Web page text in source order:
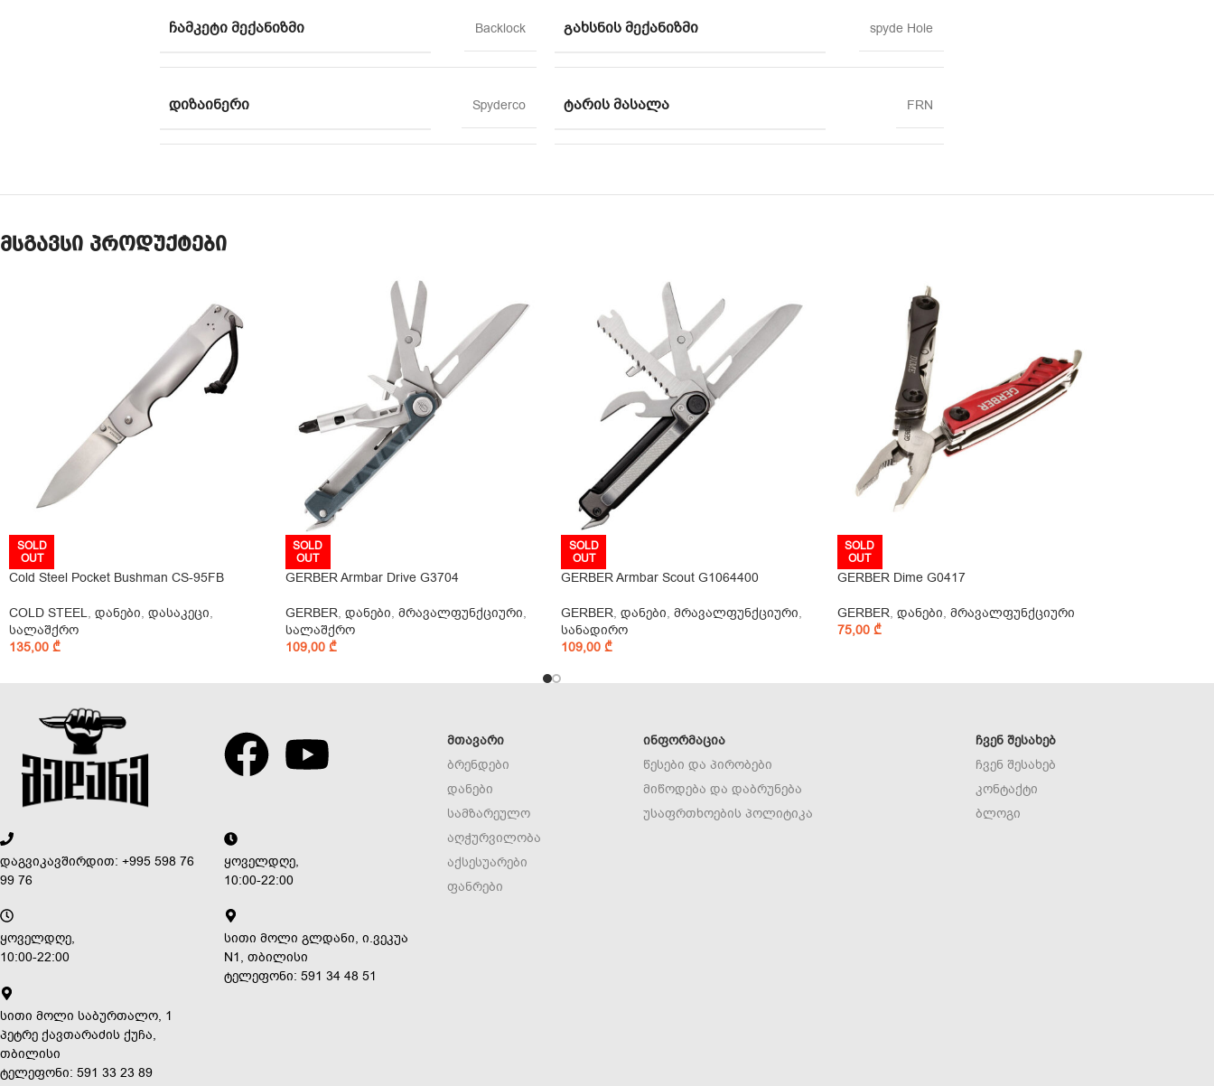
ᲩᲐᲛᲙᲔᲢᲘ ᲛᲔᲥᲐᲜᲘᲖᲛᲘ Backlock ᲒᲐᲮᲡᲜᲘᲡ ᲛᲔᲥᲐᲜᲘᲖᲛᲘ spyde Hole
ᲓᲘᲖᲐᲘᲜᲔᲠᲘ Spyderco ᲢᲐᲠᲘᲡ ᲛᲐᲡᲐᲚᲐ FRN
მსგავსი პროდუქტები
SOLD
OUT
Cold Steel Pocket Bushman CS-95FB
COLD STEEL, დანები, დასაკეცი,
სალაშქრო
135,00 ₾
SOLD
OUT
GERBER Armbar Drive G3704
GERBER, დანები, მრავალფუნქციური,
სალაშქრო
109,00 ₾
SOLD
OUT
GERBER Armbar Scout G1064400
GERBER, დანები, მრავალფუნქციური,
სანადირო
109,00 ₾
SOLD
OUT
GERBER Dime G0417
GERBER, დანები, მრავალფუნქციური
75,00 ₾
დაგვიკავშირდით: +995 598 76
99 76
ყოველდღე,
10:00-22:00
სითი მოლი საბურთალო, 1
პეტრე ქავთარაძის ქუჩა,
თბილისი
ტელეფონი: 591 33 23 89
ყოველდღე,
10:00-22:00
სითი მოლი გლდანი, ი.ვეკუა
N1, თბილისი
ტელეფონი: 591 34 48 51
ᲛᲗᲐᲕᲐᲠᲘ
ბრენდები
დანები
სამზარეულო
აღჭურვილობა
აქსესუარები
ფანრები
ᲘᲜᲤᲝᲠᲛᲐᲪᲘᲐ
წესები და პირობები
მიწოდება და დაბრუნება
უსაფრთხოების პოლიტიკა
ᲩᲕᲔᲜ ᲨᲔᲡᲐᲮᲔᲑ
ჩვენ შესახებ
კონტაქტი
ბლოგი